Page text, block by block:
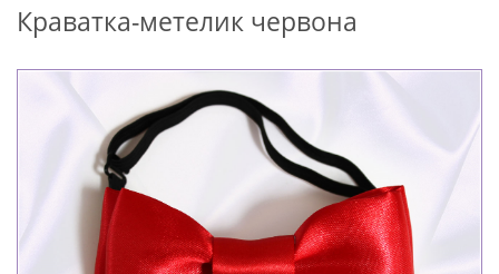
Краватка-метелик червона